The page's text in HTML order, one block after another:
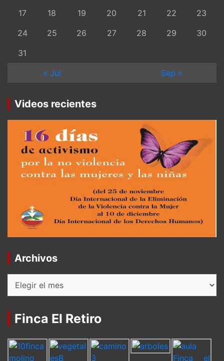
17
18 19 20 21 22
23
24
25 26 27 28 29
30
31
« Jul
Sep »
Videos recientes
Archivos
Finca El Retiro